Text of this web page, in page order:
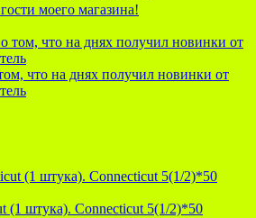
моего магазина!
что на днях получил новинки от
(1 штука). Connecticut 5(1/2)*50